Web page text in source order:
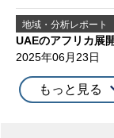
地域・分析レポート
UAEのアフリカ展
2025年06月23日
もっと見る